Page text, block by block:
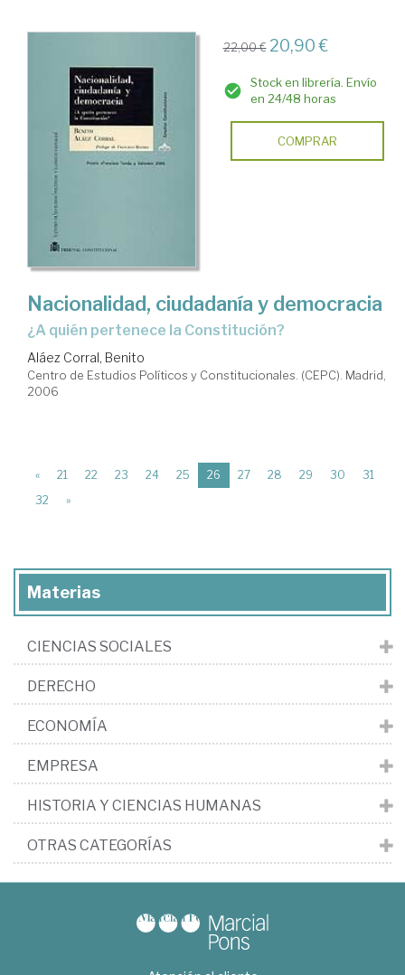
22,00 € 20,90 €
Stock en librería. Envío
en 24/48 horas
COMPRAR
Nacionalidad, ciudadanía y democracia
¿a quién pertenece la Constitución?
Aláez Corral, Benito
Centro de Estudios Políticos y Constitucionales. (CEPC). Madrid,
2006
« 21 22 23 24 25 26 (current)
27 28 29 30
31
32
»
Materias
CIENCIAS SOCIALES
DERECHO
ECONOMÍA
EMPRESA
HISTORIA Y CIENCIAS HUMANAS
OTRAS CATEGORÍAS